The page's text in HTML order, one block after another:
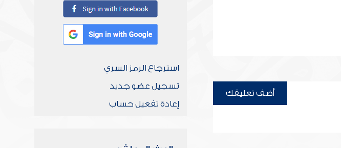
أضف تعليقك
استرجاع الرمز السري
تسجيل عضو جديد
إعادة تفعيل حساب